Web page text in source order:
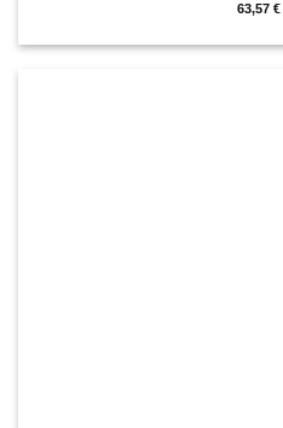
63,57 €